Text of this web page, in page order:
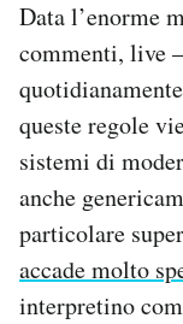
Data l’enorme
commenti, live
queste regole
sistemi di
anche
particolare
accade molto
interpretino